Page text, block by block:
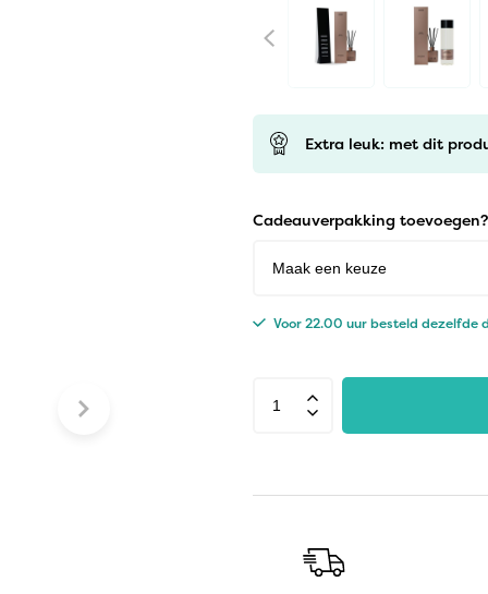
Extra leuk: met dit
Cadeauverpakking toevoegen?
Voor 22.00 uur besteld dezelfde